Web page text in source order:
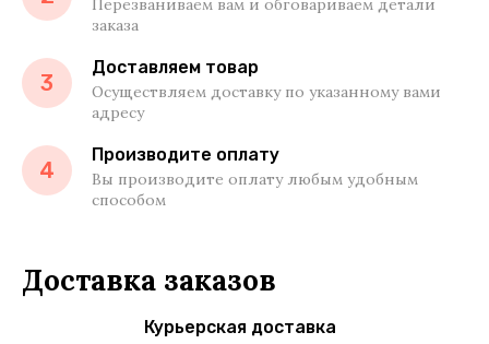
Перезваниваем вам и обговариваем детали
заказа
3
Доставляем товар
Осуществляем доставку по указанному вами
адресу
4
Производите оплату
Вы производите оплату любым удобным
способом
Доставка заказов
Курьерская доставка